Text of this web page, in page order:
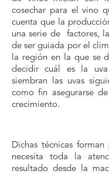
cosechar para el vino
cuenta que la
una serie de factores,
de ser guiada por el
la región en la que se
decidir cuál es la
siembran las uvas
como fin asegurarse
crecimiento.
Dichas técnicas
necesita toda la
resultado desde la